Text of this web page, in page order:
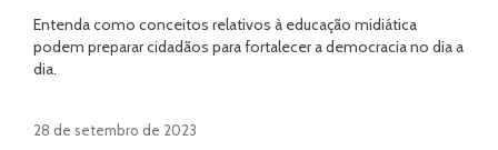
Entenda como conceitos relativos à educação midiática
podem preparar cidadãos para fortalecer a democracia no dia a
dia.
28 de setembro de 2023